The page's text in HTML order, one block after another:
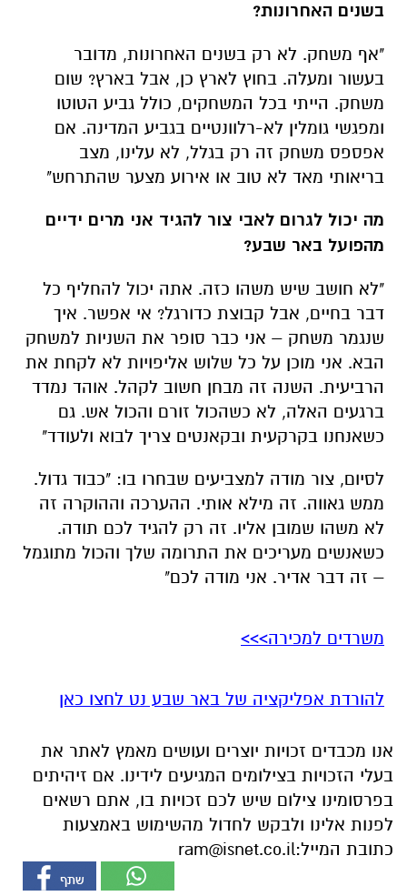
משחק. הייתי בכל המשחקים, כולל גביע הטוטו
אפספס משחק זה רק בגלל, לא עלינו, מצב
בריאותי מאד לא טוב או אירוע מצער שהתרחש"
מה יכול לגרום לאבי צור להגיד אני מרים ידיים
מהפועל באר שבע?
דבר בחיים, אבל קבוצת כדורגל? אי אפשר. איך
שנגמר משחק – אני כבר סופר את השניות למשחק
הרביעית. השנה זה מבחן חשוב לקהל. אוהד נמדד
ברגעים האלה, לא כשהכול זורם והכול אש. גם
כשאנחנו בקרקעית ובקאנטים צריך לבוא ולעודד"
לסיום, צור מודה למצביעים שבחרו בו: "כבוד גדול.
ממש גאווה. זה מילא אותי. ההערכה וההוקרה זה
לא משהו שמובן אליו. זה רק להגיד לכם תודה.
– זה דבר אדיר. אני מודה לכם"
משרדים למכירה>>>
בפרסומינו צילום שיש לכם זכויות בו, אתם רשאים
כתובת המייל:ram@isnet.co.il
אולי יעניין אותך גם